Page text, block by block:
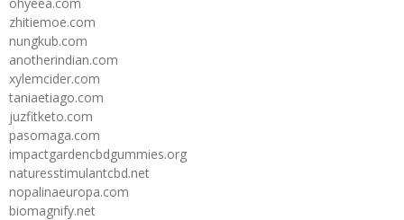
zhitiemoe.com
nungkub.com
anotherindian.com
xylemcider.com
taniaetiago.com
juzfitketo.com
pasomaga.com
impactgardencbdgummies.org
naturesstimulantcbd.net
nopalinaeuropa.com
biomagnify.net